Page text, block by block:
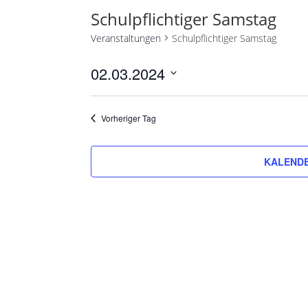
Schulpflichtiger Samstag
Veranstaltungen Schulpflichtiger Samstag
02.03.2024
Datum
wählen.
Vorheriger Tag